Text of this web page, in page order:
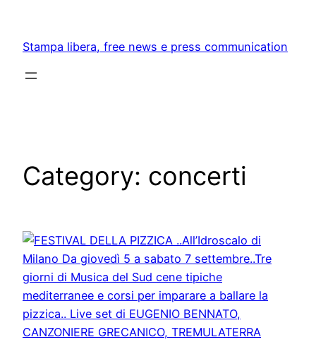
content
Stampa libera, free news e press communication
Category: concerti